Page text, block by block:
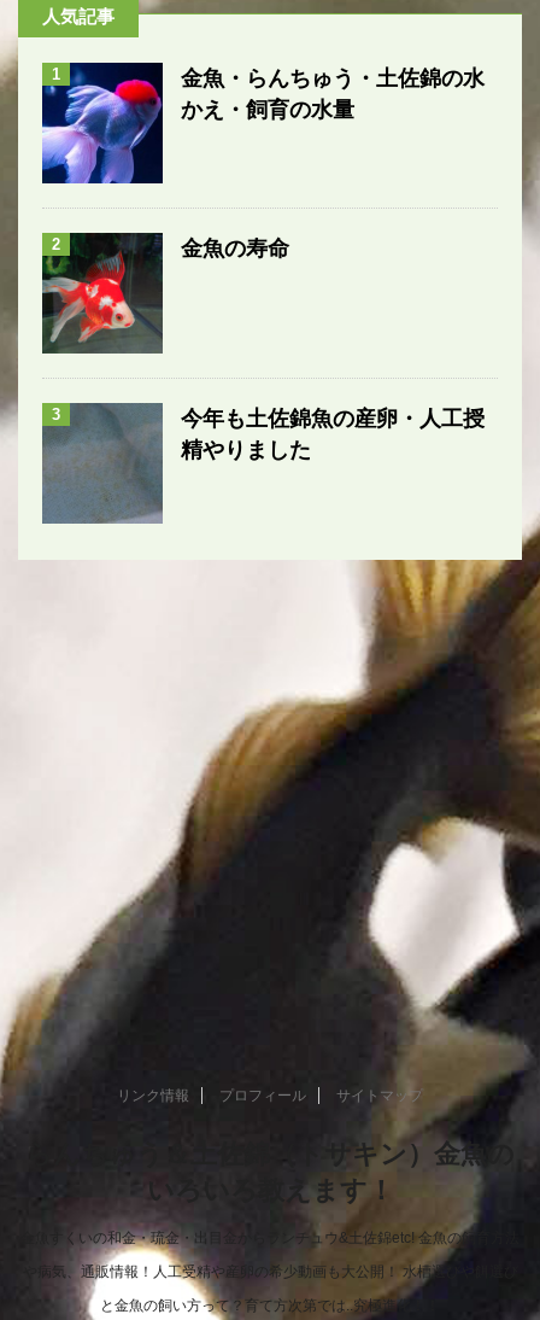
人気記事
1
金魚・らんちゅう・土佐錦の水
かえ・飼育の水量
2 金魚の寿命
3
今年も土佐錦魚の産卵・人工授
精やりました
リンク情報 プロフィール サイトマップ
らんちゅう＆土佐錦（トサキン）金魚の
いろいろ教えます！
金魚すくいの和金・琉金・出目金からランチュウ&土佐錦etc! 金魚の飼育方法
や病気、通販情報！人工受精や産卵の希少動画も大公開！ 水槽選びや餌選び
と金魚の飼い方って？育て方次第では..究極進化！！